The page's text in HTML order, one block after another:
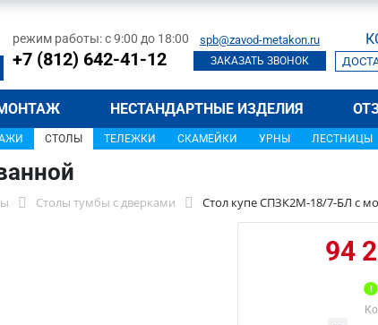
режим работы: с 9:00 до 18:00
+7 (812) 642-41-12
spb@zavod-metakon.ru
ЗАКАЗАТЬ ЗВОНОК
НЕСТАНДАРТНЫЕ ИЗДЕЛИЯ
СТОЛЫ ТЕЛЕЖКИ СКАМЕЙКИ УРНЫ ЛЕСТНИЦЫ
Столы тумбы с дверками Стол купе СПЗК2М-18/7-БЛ с
94